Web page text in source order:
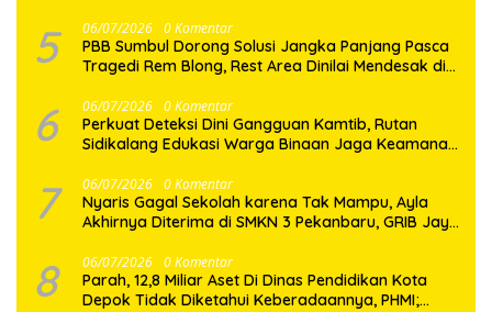
5 06/07/2026 0 Komentar
PBB Sumbul Dorong Solusi Jangka Panjang Pasca
Tragedi Rem Blong, Rest Area Dinilai Mendesak di
6 06/07/2026 0 Komentar
Perkuat Deteksi Dini Gangguan Kamtib, Rutan
Sidikalang Edukasi Warga Binaan Jaga Keamanan
7 06/07/2026 0 Komentar
Nyaris Gagal Sekolah karena Tak Mampu, Ayla
Akhirnya Diterima di SMKN 3 Pekanbaru, GRIB Jaya
8 06/07/2026 0 Komentar
Parah, 12,8 Miliar Aset Di Dinas Pendidikan Kota
Depok Tidak Diketahui Keberadaannya, PHMI;